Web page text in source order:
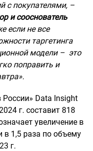
с покупателями, –
и сооснователь
если не все
таргетинга
модели – это
поправить и
Data Insight
г. составит 818
увеличение в
в 1,5 раза по объему
г.